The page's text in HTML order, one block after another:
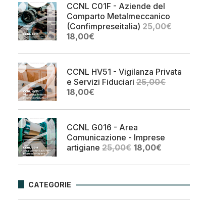
25,00€.18,00€.
CCNL C01F - Aziende del
Comparto Metalmeccanico
(Confimpreseitalia) 25,00€
Il
originale
25,00€.
18,00€Il
attuale
18,00€.
CCNL HV51 - Vigilanza Privata
e Servizi Fiduciari 25,00€
Il
originale
25,00€.
18,00€Il
attuale
18,00€.
CCNL G016 - Area
Comunicazione - Imprese
artigiane 25,00€ Il
originale
25,00€.
18,00€Il
attuale
18,00€.
CATEGORIE